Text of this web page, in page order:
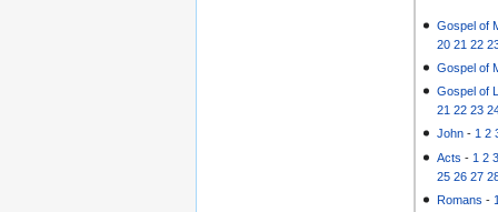
Gospel of
20 21 22
Gospel of
Gospel of
21 22 23
John - 1 2
Acts - 1 2
25 26 27
Romans -